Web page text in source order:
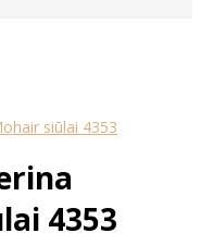
siūlai 4353
4353